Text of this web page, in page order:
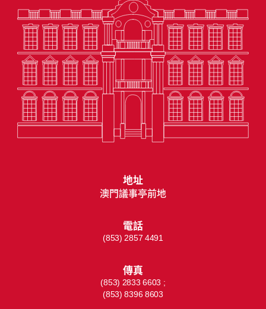
地址
澳門議事亭前地
電話
(853) 2857 4491
傳真
(853) 2833 6603 ;
(853) 8396 8603